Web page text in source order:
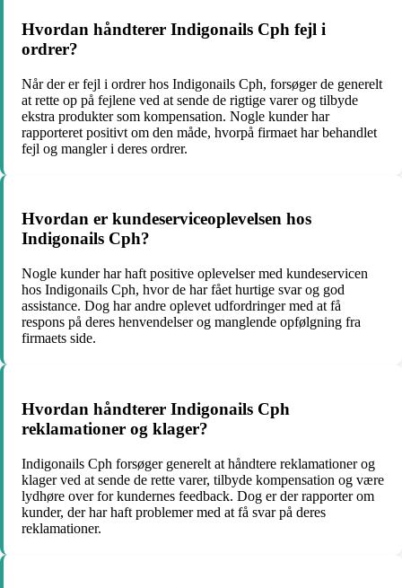
Hvordan håndterer Indigonails Cph fejl i
ordrer?
Når der er fejl i ordrer hos Indigonails Cph, forsøger de generelt
at rette op på fejlene ved at sende de rigtige varer og tilbyde
ekstra produkter som kompensation. Nogle kunder har
rapporteret positivt om den måde, hvorpå firmaet har behandlet
fejl og mangler i deres ordrer.
Hvordan er kundeserviceoplevelsen hos
Indigonails Cph?
Nogle kunder har haft positive oplevelser med kundeservicen
hos Indigonails Cph, hvor de har fået hurtige svar og god
assistance. Dog har andre oplevet udfordringer med at få
respons på deres henvendelser og manglende opfølgning fra
firmaets side.
Hvordan håndterer Indigonails Cph
reklamationer og klager?
Indigonails Cph forsøger generelt at håndtere reklamationer og
klager ved at sende de rette varer, tilbyde kompensation og være
lydhøre over for kundernes feedback. Dog er der rapporter om
kunder, der har haft problemer med at få svar på deres
reklamationer.